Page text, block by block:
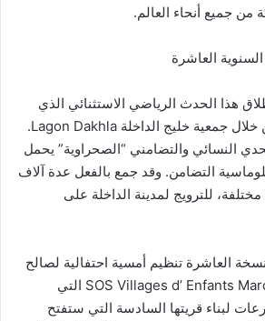
العاشرة
هذا الحدث الرياضي الاستثنائي الذي
ساهمت في تنظيمه من خلال جمعية خليج الداخلة Lagon Dakhla.
النسائي والتضامني “الصحراوية” يحمل
التضامن. وقد جمع بالفعل عدة آلاف
للترويج لمدينة الداخلة على
العاشرة تنظيم أمسية احتفالية لصالح
قرى أطفال المغرب SOS Villages d’ Enfants Maroc التي
لبناء قريتها السادسة التي ستفتح